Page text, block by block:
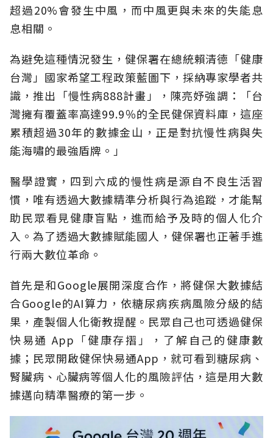
超過20%會發生中風，而中風更與未來的失能息
息相關。
為避免這種情況發生，健保署在總統賴清德「健康
台灣」國家希望工程政策藍圖下，採納專家學者共
識，推出「慢性病888計畫」，陳亮妤強調：「台
灣擁有覆蓋率高達99.9％的全民健保資料庫，這座
累積超過30年的數據金山，正是對抗慢性病與失
能海嘯的最強盾牌。」
醫學證實，四到六成的慢性病是源自不良生活習
慣，唯有透過大數據精準分析與行為追蹤，才能幫
助民眾看見健康盲點，進而給予及時的個人化介
入。為了透過大數據賦能國人，健保署也正著手進
行兩大數位革命。
首先是和Google展開深度合作，將健保大數據結
合Google的AI算力，依糖尿病疾病風險分級的結
果，產製個人化衛教提醒。民眾自己也可透過健保
快易通 App「健康存摺」，了解自己的健康數
據；民眾開啟健保快易通App，就可看到糖尿病、
腎臟病、心臟病等個人化的風險評估，這是用大數
據邁向精準醫療的第一步。